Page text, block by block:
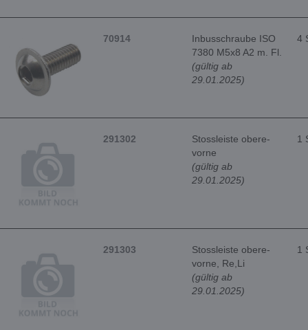
70914
Inbusschraube ISO
7380 M5x8 A2 m. Fl.
(gültig ab
29.01.2025)
4
291302
Stossleiste obere-
vorne
(gültig ab
29.01.2025)
1
291303
Stossleiste obere-
vorne, Re,Li
(gültig ab
29.01.2025)
1